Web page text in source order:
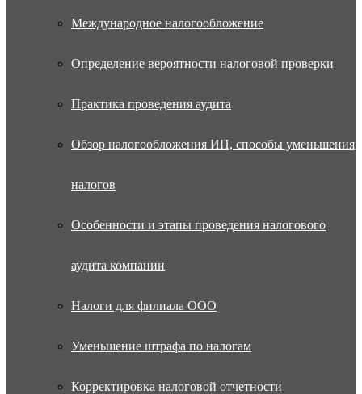
Международное налогообложение
Определение вероятности налоговой проверки
Практика проведения аудита
Обзор налогообложения ИП, способы уменьшения
налогов
Особенности и этапы проведения налогового
аудита компании
Налоги для филиала ООО
Уменьшение штрафа по налогам
Корректировка налоговой отчетности